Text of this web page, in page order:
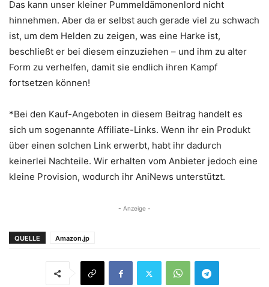
Das kann unser kleiner Pummeldämonenlord nicht
hinnehmen. Aber da er selbst auch gerade viel zu schwach
ist, um dem Helden zu zeigen, was eine Harke ist,
beschließt er bei diesem einzuziehen – und ihm zu alter
Form zu verhelfen, damit sie endlich ihren Kampf
fortsetzen können!
*Bei den Kauf-Angeboten in diesem Beitrag handelt es
sich um sogenannte Affiliate-Links. Wenn ihr ein Produkt
über einen solchen Link erwerbt, habt ihr dadurch
keinerlei Nachteile. Wir erhalten vom Anbieter jedoch eine
kleine Provision, wodurch ihr AniNews unterstützt.
- Anzeige -
QUELLE Amazon.jp